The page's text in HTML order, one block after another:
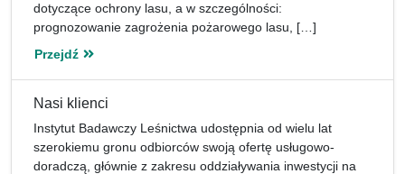
dotyczące ochrony lasu, a w szczególności:
prognozowanie zagrożenia pożarowego lasu, […]
Przejdź
Nasi klienci
Instytut Badawczy Leśnictwa udostępnia od wielu lat
szerokiemu gronu odbiorców swoją ofertę usługowo-
doradczą, głównie z zakresu oddziaływania inwestycji na